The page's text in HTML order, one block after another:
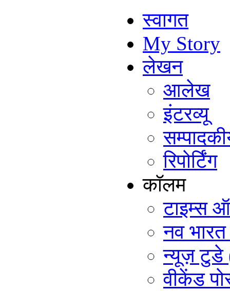
स्वागत
My Story
लेखन
आलेख
इंटरव्यू
रिपोर्टिंग
कॉलम
टाइम्स
नव भारत
न्यूज़ टुडे
वीकेंड